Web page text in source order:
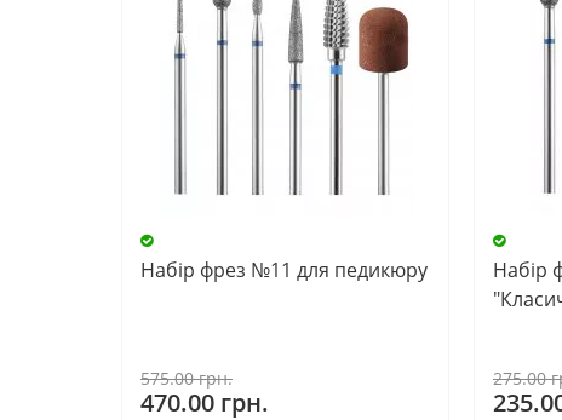
Набір фрез №11 для педикюру
575.00 грн.
470.00 грн.
Набір
275.00